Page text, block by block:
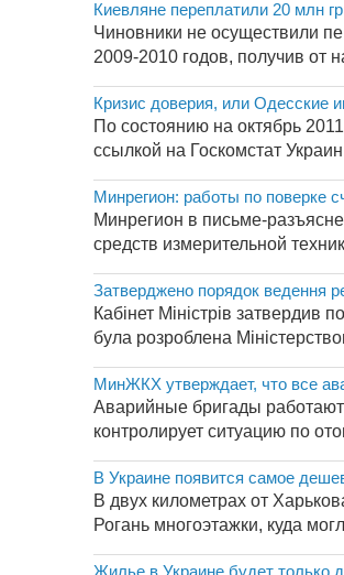
Киевляне переплатили 20 млн
Чиновники не осуществили
2009-2010 годов, получив от
Кризис доверия, или Одесские
По состоянию на октябрь
ссылкой на Госкомстат
Минрегион: работы по поверке
Минрегион в письме-
средств измерительной
Затверджено порядок ведення
Кабінет Міністрів
була розроблена
МинЖКХ утверждает, что все
Аварийные бригады работают
контролирует ситуацию по
В Украине появится самое
В двух километрах от
Рогань многоэтажки, куда